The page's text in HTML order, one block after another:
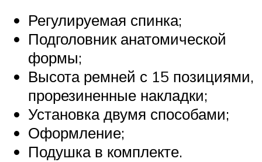
Регулируемая спинка;
Подголовник анатомической
формы;
Высота ремней с 15 позициями,
прорезиненные накладки;
Установка двумя способами;
Оформление;
Подушка в комплекте.